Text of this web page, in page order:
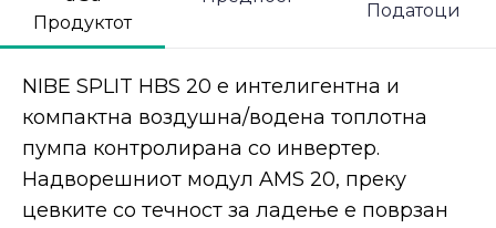
Продуктот
Податоци
NIBE SPLIT HBS 20 е интелигентна и
компактна воздушна/водена топлотна
пумпа контролирана со инвертер.
Надворешниот модул AMS 20, преку
цевките со течност за ладење е поврзан